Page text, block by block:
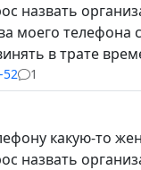
назвать
моего телефона
в трате
52 1
какую-то
назвать